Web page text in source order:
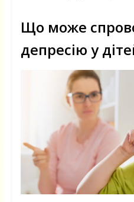
Що може
депресію у